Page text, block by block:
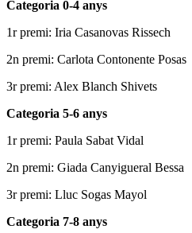
Categoria 0-4 anys
1r premi: Iria Casanovas Rissech
2n premi: Carlota Contonente Posas
3r premi: Alex Blanch Shivets
Categoria 5-6 anys
1r premi: Paula Sabat Vidal
2n premi: Giada Canyigueral Bessa
3r premi: Lluc Sogas Mayol
Categoria 7-8 anys